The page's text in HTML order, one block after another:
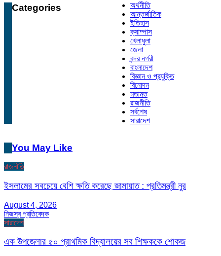
Categories
অর্থনীতি
আন্তর্জাতিক
ইতিহাস
ক্যাম্পাস
খেলাধুলা
জেলা
বন্দর নগরী
বাংলাদেশ
বিজ্ঞান ও প্রযুক্তি
বিনোদন
মতামত
রাজনীতি
সর্বশেষ
সারাদেশ
You May Like
রাজনীতি
ইসলামের সবচেয়ে বেশি ক্ষতি করেছে জামায়াত : প্রতিমন্ত্রী নুর
August 4, 2026
নিজস্ব প্রতিবেদক
সারাদেশ
এক উপজেলার ৫০ প্রাথমিক বিদ্যালয়ের সব শিক্ষককে শোকজ